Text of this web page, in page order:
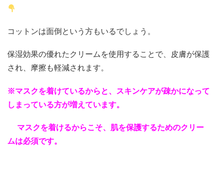
コットンは面倒という方もいるでしょう。
保湿効果の優れたクリームを使用することで、皮膚が保護
され、摩擦も軽減されます。
※マスクを着けているからと、スキンケアが疎かになって
しまっている方が増えています。
マスクを着けるからこそ、肌を保護するためのクリー
ムは必須です。